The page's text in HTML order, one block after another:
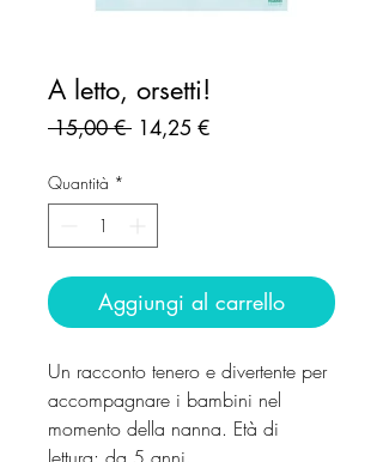
A letto, orsetti!
15,00 € Prezzo
14,25 €Prezzo
Quantità *
Aggiungi al carrello
Un racconto tenero e divertente per
accompagnare i bambini nel
momento della nanna. Età di